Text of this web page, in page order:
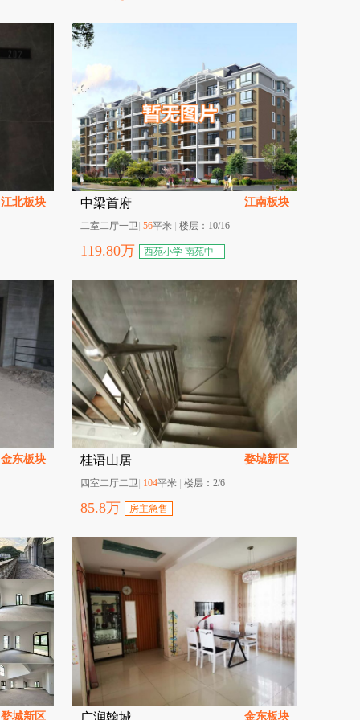
江北板块 中梁首府 江南板块
二室二厅一卫 56平米 楼层： 10/16
119.80万
西苑小学 南苑中
金东板块 桂语山居 婺城新区
四室二厅二卫 104平米 楼层： 2/6
85.8万 房主急售
婺城新区 广润翰城 金东板块